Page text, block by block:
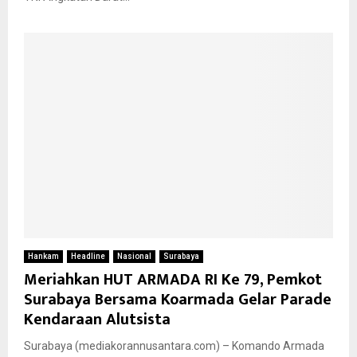
Hankam Headline Nasional Surabaya
Meriahkan HUT ARMADA RI Ke 79, Pemkot
Surabaya Bersama Koarmada Gelar Parade
Kendaraan Alutsista
Surabaya (mediakorannusantara.com) – Komando Armada